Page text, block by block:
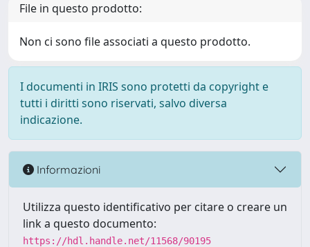
File in questo prodotto:
Non ci sono file associati a questo prodotto.
I documenti in IRIS sono protetti da copyright e
tutti i diritti sono riservati, salvo diversa
indicazione.
Informazioni
Utilizza questo identificativo per citare o creare un
link a questo documento:
https://hdl.handle.net/11568/90195